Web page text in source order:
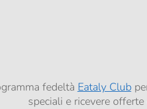
fedeltà Eataly Club
speciali e ricevere